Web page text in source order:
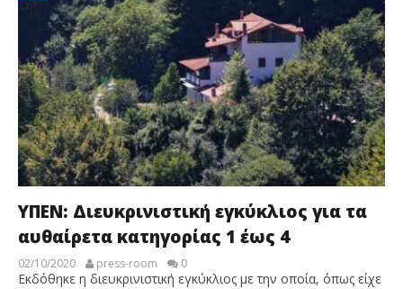
ΥΠΕΝ: Διευκρινιστική εγκύκλιος για τα
αυθαίρετα κατηγορίας 1 έως 4
02/10/2020 press-room 0
Εκδόθηκε η διευκρινιστική εγκύκλιος με την οποία, όπως είχε